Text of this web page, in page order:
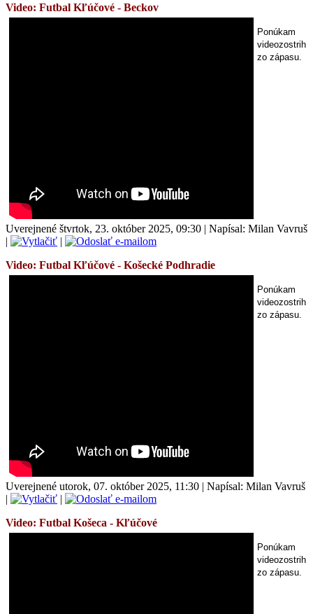
Video: Futbal Kľúčové - Beckov
Ponúkam
videozostrih
zo zápasu.
Uverejnené štvrtok, 23. október 2025, 09:30 | Napísal: Milan Vavruš
|
|
Video: Futbal Kľúčové - Košecké Podhradie
Ponúkam
videozostrih
zo zápasu.
Uverejnené utorok, 07. október 2025, 11:30 | Napísal: Milan Vavruš
|
|
Video: Futbal Košeca - Kľúčové
Ponúkam
videozostrih
zo zápasu.